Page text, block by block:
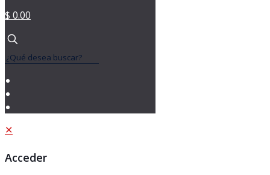
$ 0.00
✕
Acceder